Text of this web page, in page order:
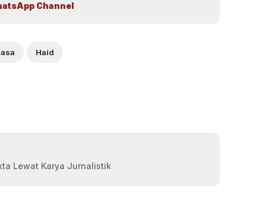
Channel
Haid
Lewat Karya Jurnalistik